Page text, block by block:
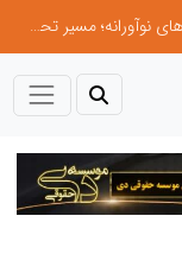
از کشف استعدادهای ناب تا پرورش آن‌ها با رویکردهای نوآورانه؛ مسیر تحول‌آفرین شنای ایران در سطح جهانی